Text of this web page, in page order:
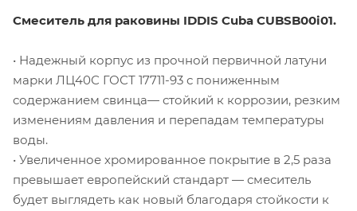
Смеситель для раковины IDDIS Cuba CUBSB00i01.
• Надежный корпус из прочной первичной латуни
марки ЛЦ40С ГОСТ 17711-93 с пониженным
содержанием свинца— стойкий к коррозии, резким
изменениям давления и перепадам температуры
воды.
• Увеличенное хромированное покрытие в 2,5 раза
превышает европейский стандарт — смеситель
будет выглядеть как новый благодаря стойкости к